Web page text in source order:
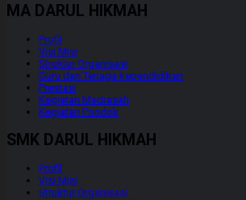
MA DARUL HIKMAH
Profil
Visi Misi
Struktur Organisasi
Guru dan Tenaga kependidikan
Prestasi
Kegiatan Madrasah
Kegiatan Pondok
SMK DARUL HIKMAH
Profil
Visi Misi
Struktur Organisasi